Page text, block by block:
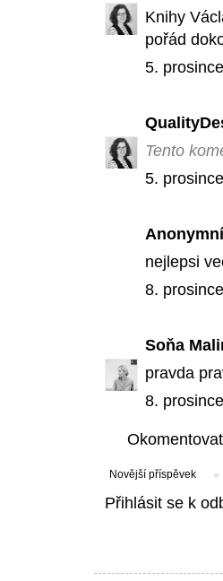
Knihy
pořád
5.
Tento
5.
nejlepsi
8.
Soňa
pravda
8.
Okomentovat
Novější příspěvek
Přihlásit se k